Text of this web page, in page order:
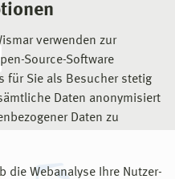
verwenden zur
Source-Software
für Sie als Besucher stetig
Daten anonymisiert
Daten zu
die Webanalyse Ihre Nutzer-